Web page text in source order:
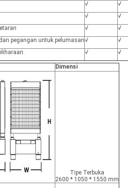
√
√
√
√
√
√
pegangan untuk pelumasan√
√
√ √
Dimensi
Tipe Terbuka
2600 * 1050 * 1550 mm